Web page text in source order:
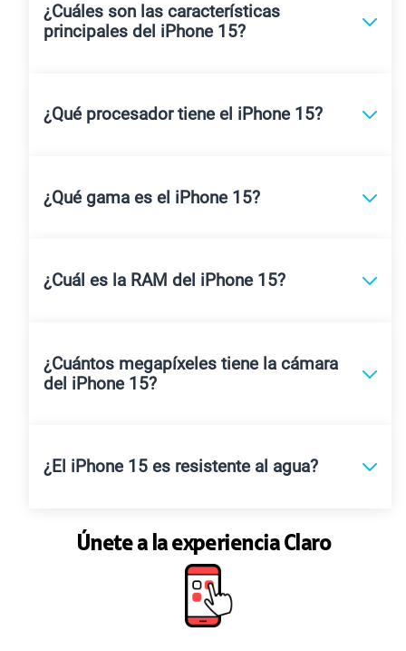
¿Cuáles son las características
principales del iPhone 15?
¿Qué procesador tiene el iPhone 15?
¿Qué gama es el iPhone 15?
¿Cuál es la RAM del iPhone 15?
¿Cuántos megapíxeles tiene la cámara
del iPhone 15?
¿El iPhone 15 es resistente al agua?
Únete a la experiencia Claro